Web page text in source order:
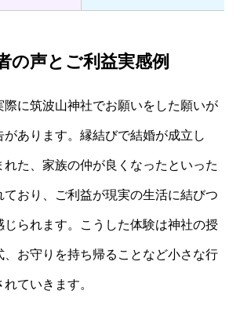
の声とご利益実感例
際に筑波山神社でお願いをした願いが
があります。縁結びで結婚が成立し
れた、家族の仲が良くなったといった
ており、ご利益が現実の生活に結びつ
じられます。こうした体験は神社の授
、お守りを持ち帰ることなど小さな行
ていきます。